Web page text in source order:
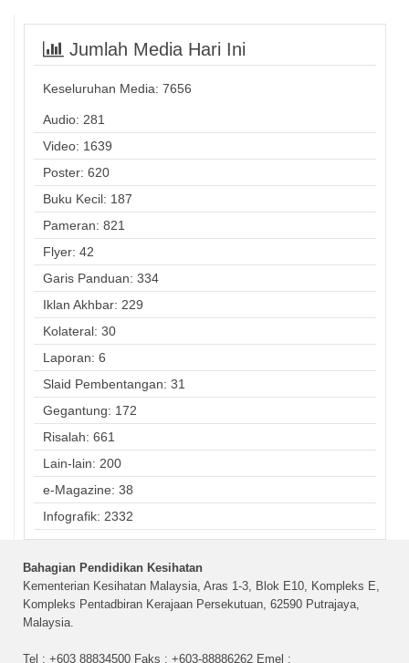
Jumlah Media Hari Ini
Keseluruhan Media: 7656
Audio: 281
Video: 1639
Poster: 620
Buku Kecil: 187
Pameran: 821
Flyer: 42
Garis Panduan: 334
Iklan Akhbar: 229
Kolateral: 30
Laporan: 6
Slaid Pembentangan: 31
Gegantung: 172
Risalah: 661
Lain-lain: 200
e-Magazine: 38
Infografik: 2332
Bahagian Pendidikan Kesihatan
Kementerian Kesihatan Malaysia, Aras 1-3, Blok E10, Kompleks E,
Kompleks Pentadbiran Kerajaan Persekutuan, 62590 Putrajaya,
Malaysia.
Tel : +603 88834500 Faks : +603-88886262 Emel :